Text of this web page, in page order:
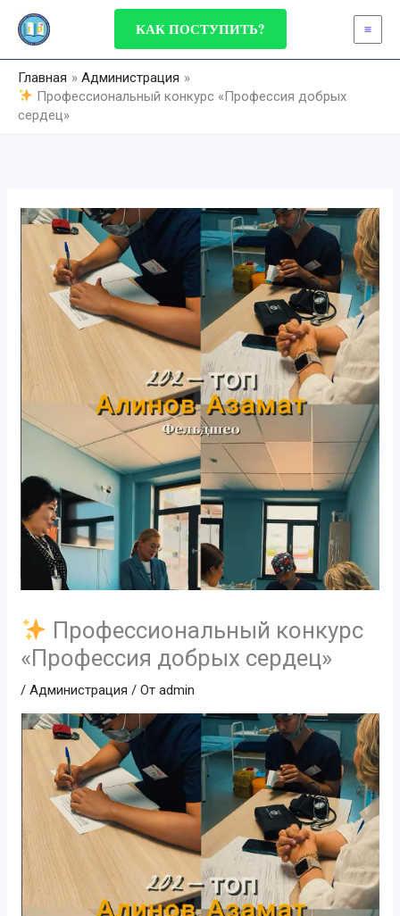
Перейти
КАК ПОСТУПИТЬ?
Главная
Администрация
Профессиональный конкурс «Профессия добрых
сердец»
Профессиональный конкурс
«Профессия добрых сердец»
/Администрация / Отadmin